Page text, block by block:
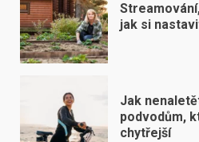
jak si
Jak
podvodům,
chytřejší